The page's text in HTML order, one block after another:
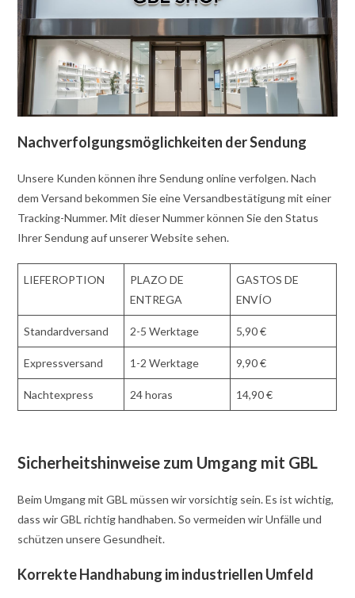
Nachverfolgungsmöglichkeiten der Sendung
Unsere Kunden können ihre Sendung online verfolgen. Nach
dem Versand bekommen Sie eine Versandbestätigung mit einer
Tracking-Nummer. Mit dieser Nummer können Sie den Status
Ihrer Sendung auf unserer Website sehen.
LIEFEROPTION
PLAZO DE
ENTREGA
GASTOS DE
ENVÍO
Standardversand 2-5 Werktage 5,90 €
Expressversand 1-2 Werktage 9,90 €
Nachtexpress 24 horas 14,90 €
Sicherheitshinweise zum Umgang mit GBL
Beim Umgang mit GBL müssen wir vorsichtig sein. Es ist wichtig,
dass wir GBL richtig handhaben. So vermeiden wir Unfälle und
schützen unsere Gesundheit.
Korrekte Handhabung im industriellen Umfeld